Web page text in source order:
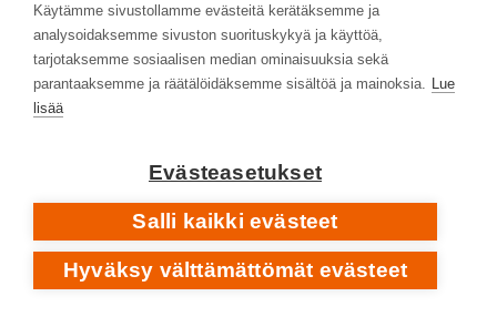
Duran Duran– iso juttu, unohdettu klassikko •Big Thing
[1988]
Lloyd Cole And The Commotions– debyyttialbumin
herkkyys teki vaikutuksen •
[1984]
– vaiston varassa eteenpäin •Movement
Pet Shop Boys– pop osuu sydämeen •Behaviour[1990]
Simple Minds– voimaa ja suurta tunnetta •Street Fighting
Käytämme sivustollamme evästeitä kerätäksemme ja
analysoidaksemme sivuston suorituskykyä ja käyttöä,
tarjotaksemme sosiaalisen median ominaisuuksia sekä
parantaaksemme ja räätälöidäksemme sisältöä ja mainoksia. Lue
lisää
Evästeasetukset
Salli kaikki evästeet
Hyväksy välttämättömät evästeet